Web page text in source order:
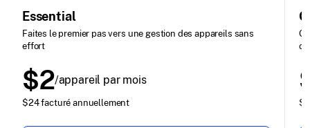
Essential
Faites le premier pas vers une gestion des appareils sans
effort
$2/appareil par mois
$24 facturé annuellement